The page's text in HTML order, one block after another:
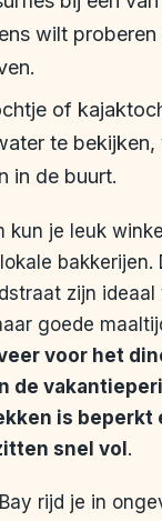
wilt
of
te bekijken,
in de buurt.
kun je leuk
bakkerijen.
zijn ideaal
goede
voor het
de
is beperkt
snel vol .
rijd je in